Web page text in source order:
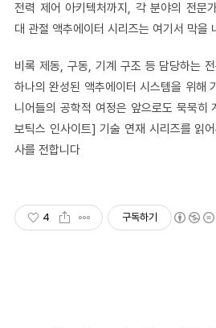
전력 제어 아키텍처까지, 각 분야의 전문
대 관절 액추에이터 시리즈는 여기서 막을
비록 제동, 구동, 기계 구조 등 담당하는
하나의 완성된 액추에이터 시스템을 위해
니어들의 공학적 여정은 앞으로도 묵묵히
보틱스 인사이트] 기술 연재 시리즈를 읽
사를 전합니다
4 구독하기